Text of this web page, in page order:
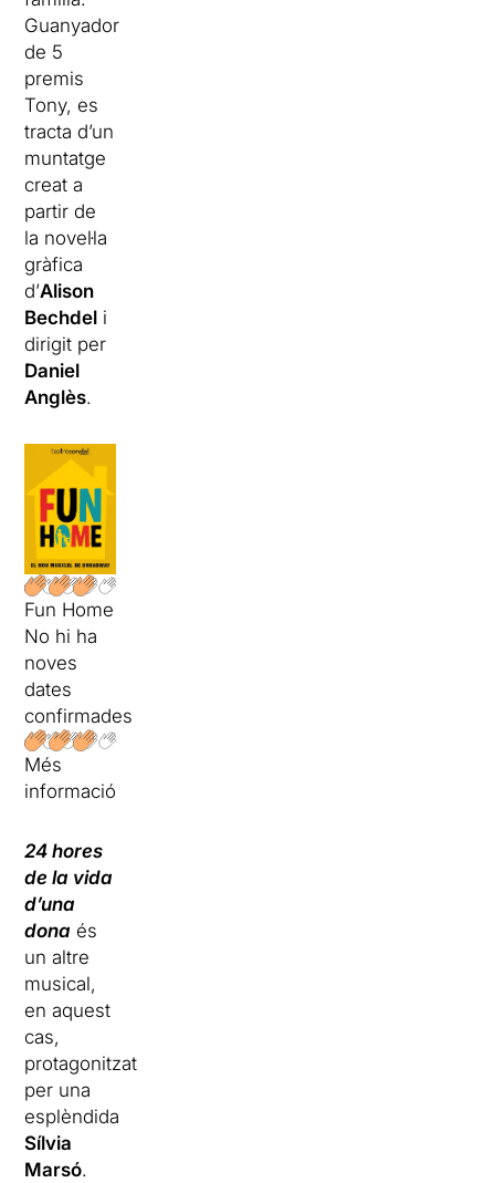
Guanyador
de 5
premis
Tony, es
tracta d’un
muntatge
creat a
partir de
la novel·la
gràfica
d’Alison
Bechdel i
dirigit per
Daniel
Anglès.
Fun Home
No hi ha
noves
dates
confirmades
Més
informació
24 hores
de la vida
d’una
dona és
un altre
musical,
en aquest
cas,
protagonitzat
per una
esplèndida
Sílvia
Marsó.